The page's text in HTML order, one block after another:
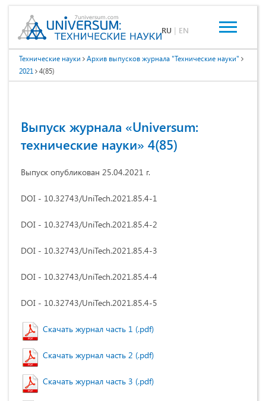
RU | EN
Технические науки
Архив выпусков журнала "Технические науки"
2021
4(85)
Выпуск журнала «Universum:
технические науки» 4(85)
Выпуск опубликован 25.04.2021 г.
DOI - 10.32743/UniTech.2021.85.4-1
DOI - 10.32743/UniTech.2021.85.4-2
DOI - 10.32743/UniTech.2021.85.4-3
DOI - 10.32743/UniTech.2021.85.4-4
DOI - 10.32743/UniTech.2021.85.4-5
Скачать журнал часть 1 (.pdf)
Скачать журнал часть 2 (.pdf)
Скачать журнал часть 3 (.pdf)